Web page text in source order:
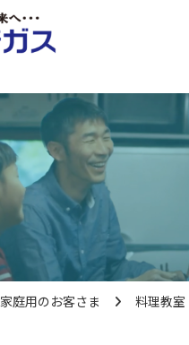
家庭用のお客さま 料理教室